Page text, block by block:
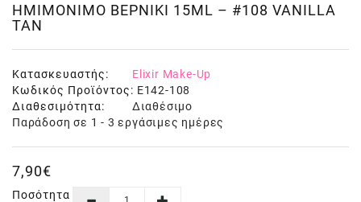
ΗΜΙΜΌΝΙΜΟ ΒΕΡΝΊΚΙ 15ML – #108 VANILLA
TAN
Κατασκευαστής:
Elixir Make-Up
Κωδικός Προϊόντος: E142-108
Διαθεσιμότητα:
Διαθέσιμο
Παράδοση σε 1 - 3 εργάσιμες ημέρες
7,90€
Ποσότητα